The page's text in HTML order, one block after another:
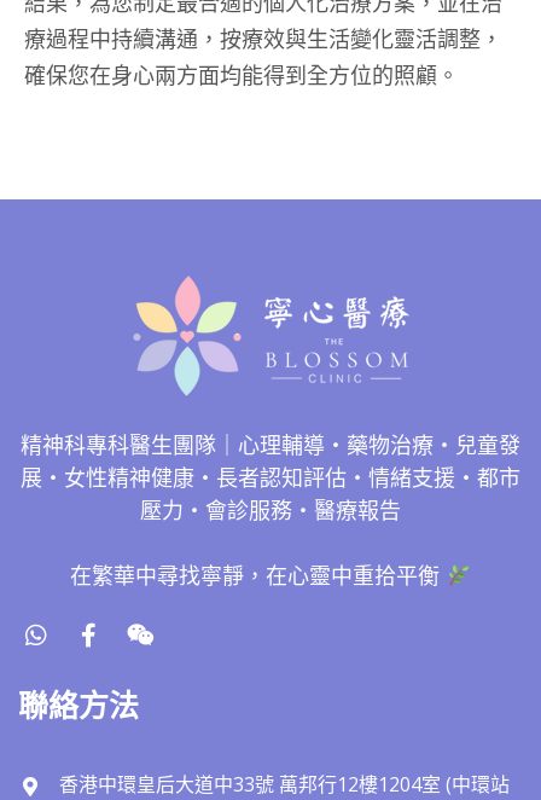
療過程中持續溝通，按療效與生活變化靈活調整，
確保您在身心兩方面均能得到全方位的照顧。
精神科專科醫生團隊｜心理輔導・藥物治療・兒童發
展・女性精神健康・長者認知評估・情緒支援・都市
壓力・會診服務・醫療報告
在繁華中尋找寧靜，在心靈中重拾平衡
聯絡方法
香港中環皇后大道中33號 萬邦行12樓1204室 (中環站